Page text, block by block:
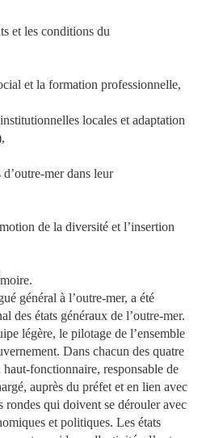
et les conditions du
et la formation professionnelle,
locales et adaptation
mer dans leur
de la diversité et l’insertion
général à l’outre-mer, a été
des états généraux de l’outre-mer.
légère, le pilotage de l’ensemble
Dans chacun des quatre
haut-fonctionnaire, responsable de
auprès du préfet et en lien avec
rondes qui doivent se dérouler avec
et politiques. Les états